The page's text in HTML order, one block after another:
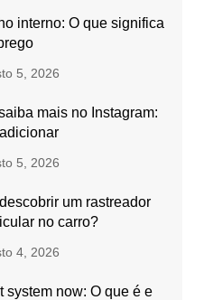
interno: O que significa
5, 2026
mais no Instagram:
5, 2026
um rastreador
no carro?
4, 2026
system now: O que é e